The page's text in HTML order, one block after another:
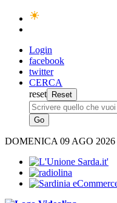
Login
facebook
twitter
CERCA
reset
DOMENICA 09 AGO 2026